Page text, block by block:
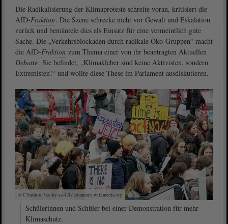
Die Radikalisierung der Klimaproteste schreite voran, kritisiert die
AfD-Fraktion. Die Szene schrecke nicht vor Gewalt und Eskalation
zurück und bemäntele dies als Einsatz für eine vermeintlich gute
Sache. Die „Verkehrsblockaden durch radikale Öko-Gruppen“ macht
die AfD-Fraktion zum Thema einer von ihr beantragten Aktuellen
Debatte. Sie befindet, „Klimakleber sind keine Aktivisten, sondern
Extremisten!“ und wollte diese These im Parlament ausdiskutieren.
© C.Suthorn / cc-by-sa-4.0 / commons.wikimedia.org
Schülerinnen und Schüler bei einer Demonstration für mehr
Klimaschutz.